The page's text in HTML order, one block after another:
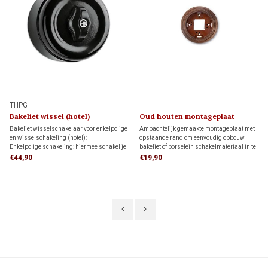
THPG
Bakeliet wissel (hotel)
schakelaar 1930
Bakeliet wisselschakelaar voor enkelpolige
en wisselschakeling (hotel):
Enkelpolige schakeling: hiermee schakel je
een lamp vanaf één schakelaar aan en uit.
€44,90
Oud houten montageplaat
1910/1930
Ambachtelijk gemaakte montageplaat met
opstaande rand om eenvoudig opbouw
bakeliet of porselein schakelmateriaal in te
monteren. Deze montageplaat past direct
€19,90